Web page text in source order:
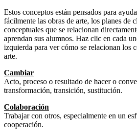
Estos conceptos están pensados para
fácilmente las obras de arte, los planes de
conceptuales que se relacionan
aprendan sus alumnos. Haz clic en cada
izquierda para ver cómo se relacionan los
arte.
Cambiar
Acto, proceso o resultado de hacer o
transformación, transición, sustitución.
Colaboración
Trabajar con otros, especialmente en un
cooperación.